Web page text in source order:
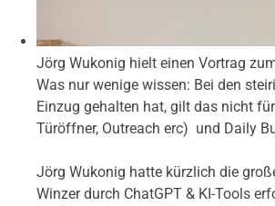
Jörg Wukonig hielt einen Vortrag
Was nur wenige wissen: Bei den
Einzug gehalten hat, gilt das nicht
Türöffner, Outreach erc) und Daily
Jörg Wukonig hatte kürzlich die
Winzer durch ChatGPT & KI-Tools